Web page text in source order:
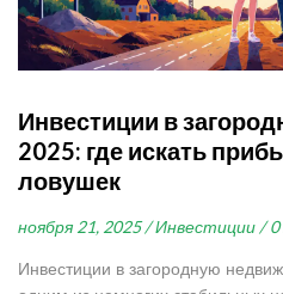
Инвестиции в
2025: где искать
ловушек
ноября 21, 2025 / Инвестиции /
Инвестиции в загородную